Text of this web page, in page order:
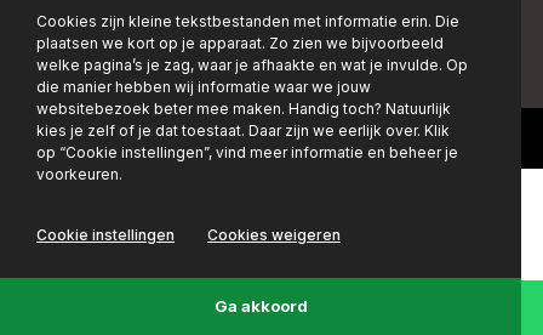
+EMAIL +FACEBOOK+INSTAGRAM
Cookies zijn kleine tekstbestanden met informatie erin. Die
plaatsen we kort op je apparaat. Zo zien we bijvoorbeeld
welke pagina’s je zag, waar je afhaakte en wat je invulde. Op
die manier hebben wij informatie waar we jouw
websitebezoek beter mee maken. Handig toch? Natuurlijk
kies je zelf of je dat toestaat. Daar zijn we eerlijk over. Klik
op “Cookie instellingen”, vind meer informatie en beheer je
voorkeuren.
Cookie instellingen Cookies weigeren
Ga akkoord